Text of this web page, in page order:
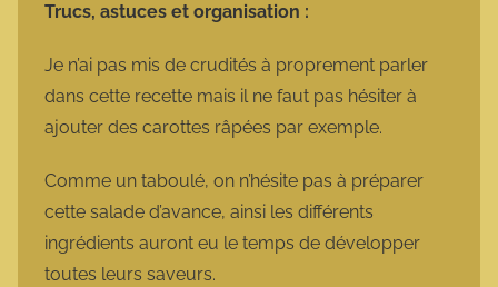
Trucs, astuces et organisation :
Je n’ai pas mis de crudités à proprement parler
dans cette recette mais il ne faut pas hésiter à
ajouter des carottes râpées par exemple.
Comme un taboulé, on n’hésite pas à préparer
cette salade d’avance, ainsi les différents
ingrédients auront eu le temps de développer
toutes leurs saveurs.